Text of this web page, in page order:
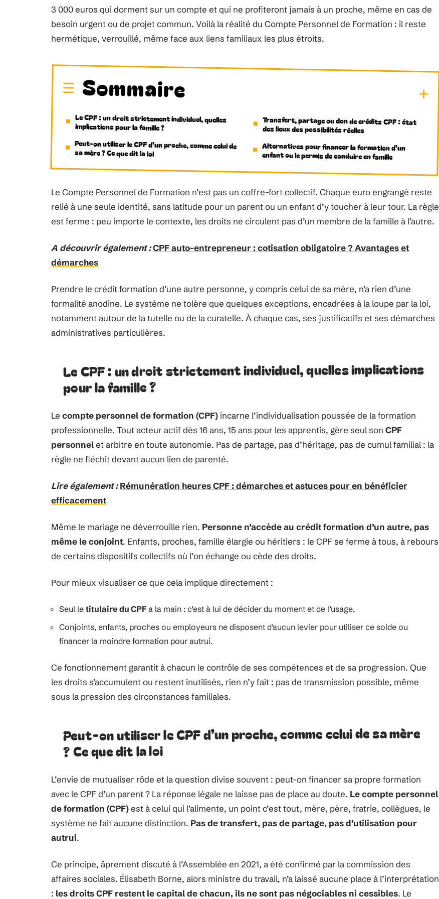
3 000 euros qui dorment sur un compte et qui ne profiteront jamais à un proche, même en cas de
besoin urgent ou de projet commun. Voilà la réalité du Compte Personnel de Formation : il reste
hermétique, verrouillé, même face aux liens familiaux les plus étroits.
Sommaire
Le CPF : un droit strictement individuel, quelles
implications pour la famille ?
Peut-on utiliser le CPF d’un proche, comme celui de
sa mère ? Ce que dit la loi
Transfert, partage ou don de crédits CPF : état
des lieux des possibilités réelles
Alternatives pour financer la formation d’un
enfant ou le permis de conduire en famille
Le Compte Personnel de Formation n’est pas un coffre-fort collectif. Chaque euro engrangé reste
relié à une seule identité, sans latitude pour un parent ou un enfant d’y toucher à leur tour. La règle
est ferme : peu importe le contexte, les droits ne circulent pas d’un membre de la famille à l’autre.
A découvrir également :CPF auto-entrepreneur : cotisation obligatoire ? Avantages et
démarches
Prendre le crédit formation d’une autre personne, y compris celui de sa mère, n’a rien d’une
formalité anodine. Le système ne tolère que quelques exceptions, encadrées à la loupe par la loi,
notamment autour de la tutelle ou de la curatelle. À chaque cas, ses justificatifs et ses démarches
administratives particulières.
Le CPF : un droit strictement individuel, quelles implications
pour la famille ?
Le compte personnel de formation (CPF) incarne l’individualisation poussée de la formation
professionnelle. Tout acteur actif dès 16 ans, 15 ans pour les apprentis, gère seul son CPF
personnelet arbitre en toute autonomie. Pas de partage, pas d’héritage, pas de cumul familial : la
règle ne fléchit devant aucun lien de parenté.
Lire également : Rémunération heures CPF : démarches et astuces pour en bénéficier
efficacement
Même le mariage ne déverrouille rien. Personne n’accède au crédit formation d’un autre, pas
même le conjoint. Enfants, proches, famille élargie ou héritiers : le CPF se ferme à tous, à rebours
de certains dispositifs collectifs où l’on échange ou cède des droits.
Pour mieux visualiser ce que cela implique directement :
Seul le titulaire du CPF a la main : c’est à lui de décider du moment et de l’usage.
Conjoints, enfants, proches ou employeurs ne disposent d’aucun levier pour utiliser ce solde ou
financer la moindre formation pour autrui.
Ce fonctionnement garantit à chacun le contrôle de ses compétences et de sa progression. Que
les droits s’accumulent ou restent inutilisés, rien n’y fait : pas de transmission possible, même
sous la pression des circonstances familiales.
Peut-on utiliser le CPF d’un proche, comme celui de sa mère
? Ce que dit la loi
L’envie de mutualiser rôde et la question divise souvent : peut-on financer sa propre formation
avec le CPF d’un parent ? La réponse légale ne laisse pas de place au doute. Le compte personnel
de formation (CPF)est à celui qui l’alimente, un point c’est tout, mère, père, fratrie, collègues, le
système ne fait aucune distinction. Pas de transfert, pas de partage, pas d’utilisation pour
autrui.
Ce principe, âprement discuté à l’Assemblée en 2021, a été confirmé par la commission des
affaires sociales. Élisabeth Borne, alors ministre du travail, n’a laissé aucune place à l’interprétation
: les droits CPF restent le capital de chacun, ils ne sont pas négociables ni cessibles. Le